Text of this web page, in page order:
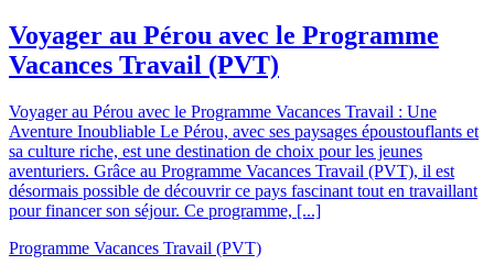
Voyager au Pérou avec le Programme
Vacances Travail (PVT)
Voyager au Pérou avec le Programme Vacances Travail : Une
Aventure Inoubliable Le Pérou, avec ses paysages époustouflants et
sa culture riche, est une destination de choix pour les jeunes
aventuriers. Grâce au Programme Vacances Travail (PVT), il est
désormais possible de découvrir ce pays fascinant tout en travaillant
pour financer son séjour. Ce programme, [...]
Programme Vacances Travail (PVT)